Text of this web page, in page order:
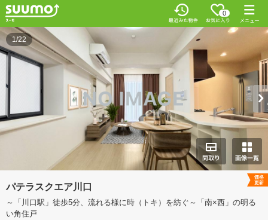
0
1/22
パテラスクエア川口
～「川口駅」徒歩5分、流れる様に時（トキ）を紡ぐ～「南×西」の明る
い角住戸